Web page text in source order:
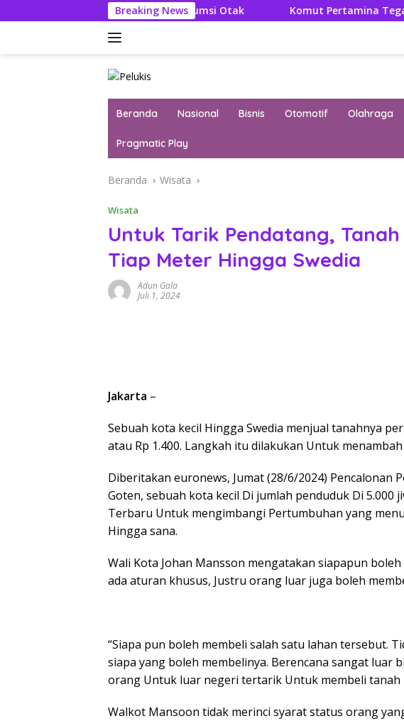
ke
Breaking News
Literatur Itu Konsumsi Otak Komut Pertamina Tegaskan Tak
Beranda Nasional Bisnis Otomotif Olahraga
Pragmatic Play
Beranda Wisata
Wisata
Untuk Tarik Pendatang,
Tiap Meter Hingga Swedia
Adun Gala
Juli 1, 2024
Jakarta –
Sebuah kota kecil Hingga Swedia menjual tanahnya
atau Rp 1.400. Langkah itu dilakukan Untuk
Diberitakan euronews, Jumat (28/6/2024) Pencalonan
Goten, sebuah kota kecil Di jumlah penduduk Di 5.000
Terbaru Untuk mengimbangi Pertumbuhan yang
Hingga sana.
Wali Kota Johan Mansson mengatakan siapapun
ada aturan khusus, Justru orang luar juga boleh
“Siapa pun boleh membeli salah satu lahan tersebut.
siapa yang boleh membelinya. Berencana sangat luar
orang Untuk luar negeri tertarik Untuk membeli tanah
Walkot Mansoon tidak merinci syarat status orang